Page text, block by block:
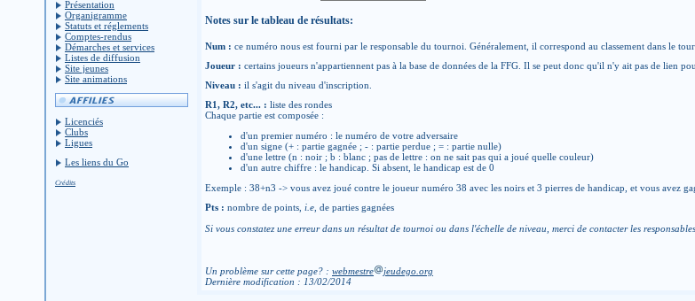
Présentation
Organigramme
Statuts et réglements
Comptes-rendus
Démarches et services
Listes de diffusion
Site jeunes
Site animations
Licenciés
Clubs
Ligues
Les liens du Go
Crédits
Notes sur le tableau de résultats:
Num : ce numéro nous est fourni par le responsable du tournoi. Généralement, il correspond au classement dans le
Joueur : certains joueurs n'appartiennent pas à la base de données de la FFG. Il se peut donc qu'il n'y ait pas de lien
Niveau : il s'agit du niveau d'inscription.
R1, R2, etc... : liste des rondes
Chaque partie est composée :
d'un premier numéro : le numéro de votre adversaire
d'un signe (+ : partie gagnée ; - : partie perdue ; = : partie nulle)
d'une lettre (n : noir ; b : blanc ; pas de lettre : on ne sait pas qui a joué quelle couleur)
d'un autre chiffre : le handicap. Si absent, le handicap est de 0
Exemple : 38+n3 -> vous avez joué contre le joueur numéro 38 avec les noirs et 3 pierres de handicap, et vous avez
Pts : nombre de points, i.e , de parties gagnées
Si vous constatez une erreur dans un résultat de tournoi ou dans l'échelle de niveau, merci de contacter les
Un problème sur cette page? : webmestre
jeudego.org
Dernière modification : 13/02/2014